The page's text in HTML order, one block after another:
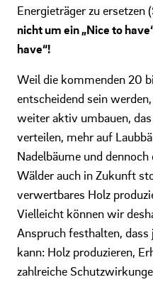
Energieträger zu ersetzen
nicht um ein „Nice to
have“!
Weil die kommenden 20
entscheidend sein
weiter aktiv umbauen,
verteilen, mehr auf
Nadelbäume und
Wälder auch in Zukunft
verwertbares Holz
Vielleicht können wir
Anspruch festhalten,
kann: Holz produzieren,
zahlreiche